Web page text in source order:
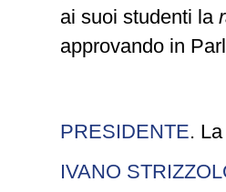
ai suoi studenti la
approvando in
PRESIDENTE.
IVANO